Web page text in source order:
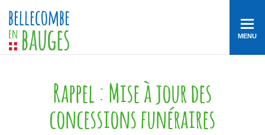
MENU
Rappel : Mise à jour des
concessions funéraires